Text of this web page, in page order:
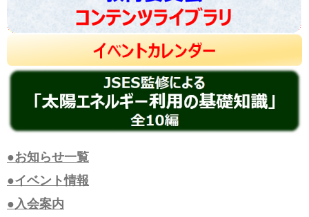
●お知らせ一覧
●イベント情報
●入会案内